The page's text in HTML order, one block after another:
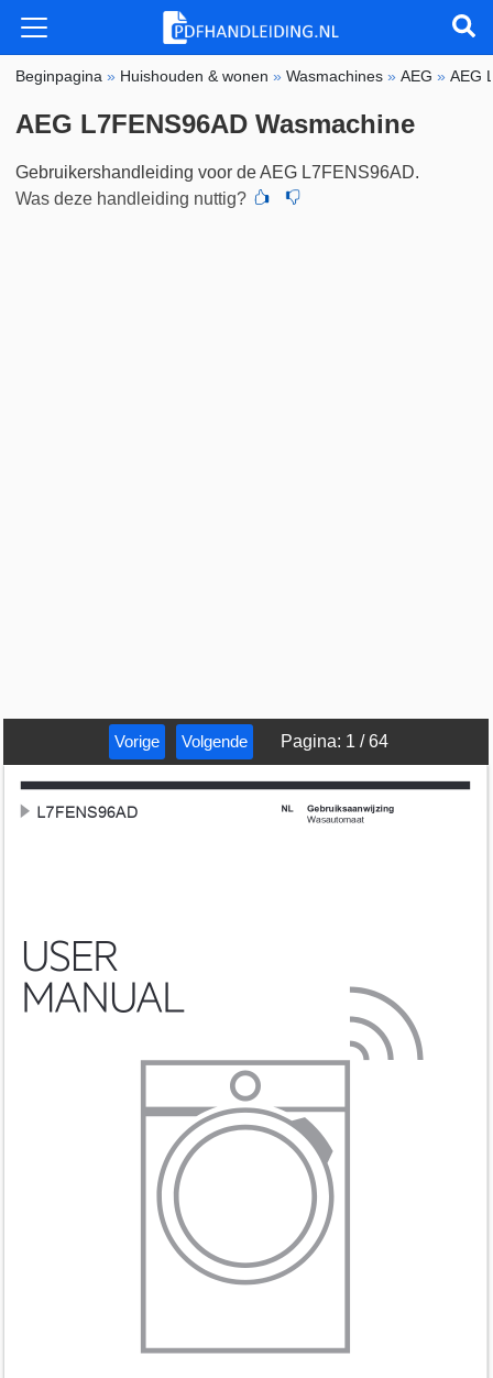
Beginpagina » Huishouden & wonen »Wasmachines »AEG »AEG
AEG L7FENS96AD Wasmachine
Gebruikershandleiding voor de AEG L7FENS96AD.
Was deze handleiding nuttig?
Vorige Volgende Pagina: 1 /64